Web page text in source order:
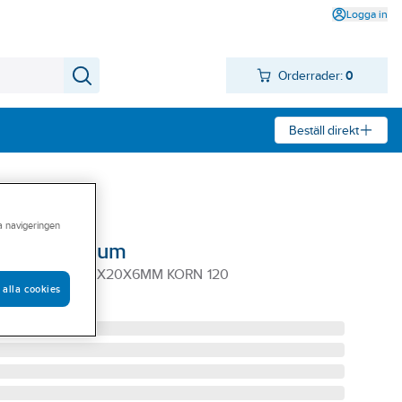
Logga in
Orderrader: 0
Beställ direkt
Premium
PREMIUM 40X20X6MM KORN 120
navigeringen
alla cookies